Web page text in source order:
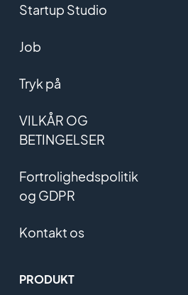
Startup Studio
Job
Tryk på
VILKÅR OG
BETINGELSER
Fortrolighedspolitik
og GDPR
Kontakt os
PRODUKT